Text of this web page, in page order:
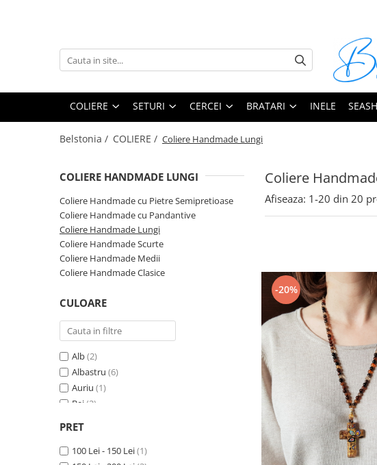
Coliere Handmade cu Pietre
Coliere Handmade cu Pandantive
Coliere Handmade Medii
Seturi Handmade - Colier si cercei
Seturi Handmade - Colier, cercei si
Cercei Handmade cu Pietre
Cercei Handmade din Perle
Bratari Handmade cu Pietre
COLIERE SETURI CERCEI BRATARI INELE
Belstonia / COLIERE / Coliere Handmade Lungi
Coliere
COLIERE HANDMADE LUNGI
Coliere Handmade cu Pietre Semipretioase
Coliere Handmade cu Pandantive
Coliere Handmade Lungi
Coliere Handmade Scurte
Coliere Handmade Medii
Coliere Handmade Clasice
CULOARE
Alb(2)
Albastru (6)
Auriu (1)
Bej (2)
Coniac (1)
PRET
100 Lei - 150 Lei(1)
Afiseaza: 1-20 din 20
-20%